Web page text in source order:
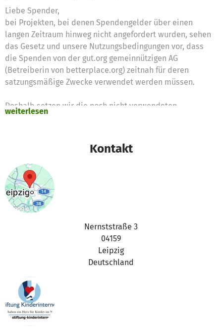
Liebe Spender,
bei Projekten, bei denen Spendengelder über einen
langen Zeitraum hinweg nicht angefordert wurden, sehen
das Gesetz und unsere Nutzungsbedingungen vor, dass
die Spenden von der gut.org gemeinnützigen AG
(Betreiberin von betterplace.org) zeitnah für deren
satzungsmäßige Zwecke verwendet werden müssen.
Deshalb setzen wir die noch nicht verwendeten
Vielen Dank für Eure Unterstützung,
das betterplace.org-Team
weiterlesen
Kontakt
Nernststraße 3
04159
Leipzig
Deutschland